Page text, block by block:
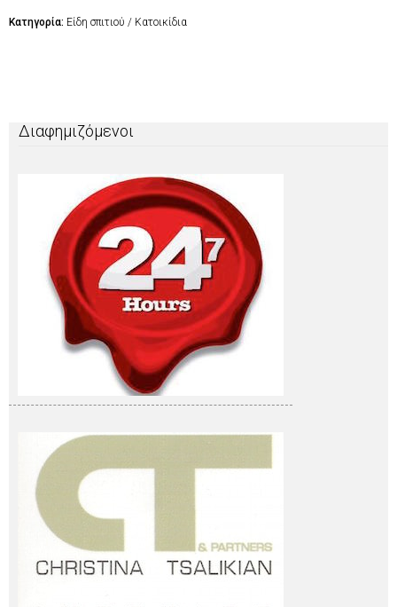
Κατηγορία: Είδη σπιτιού / Κατοικίδια
Διαφημιζόμενοι